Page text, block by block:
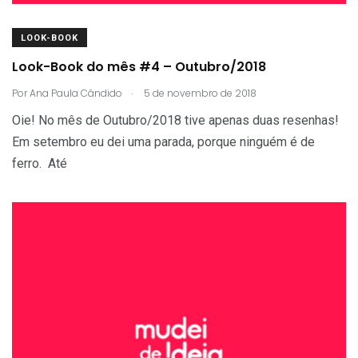
LOOK-BOOK
Look-Book do mês #4 – Outubro/2018
PorAna Paula Cândido . 5 de novembro de 2018
Oie! No mês de Outubro/2018 tive apenas duas resenhas!
Em setembro eu dei uma parada, porque ninguém é de
ferro. Até